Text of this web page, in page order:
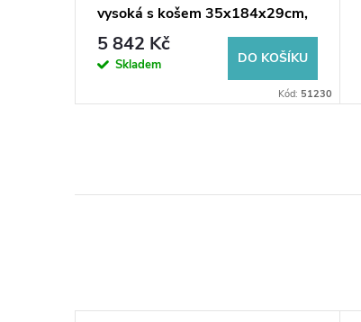
vysoká s košem 35x184x29cm,
bílá
5 842 Kč
Skladem DO KOŠÍKU
Kód: 51230